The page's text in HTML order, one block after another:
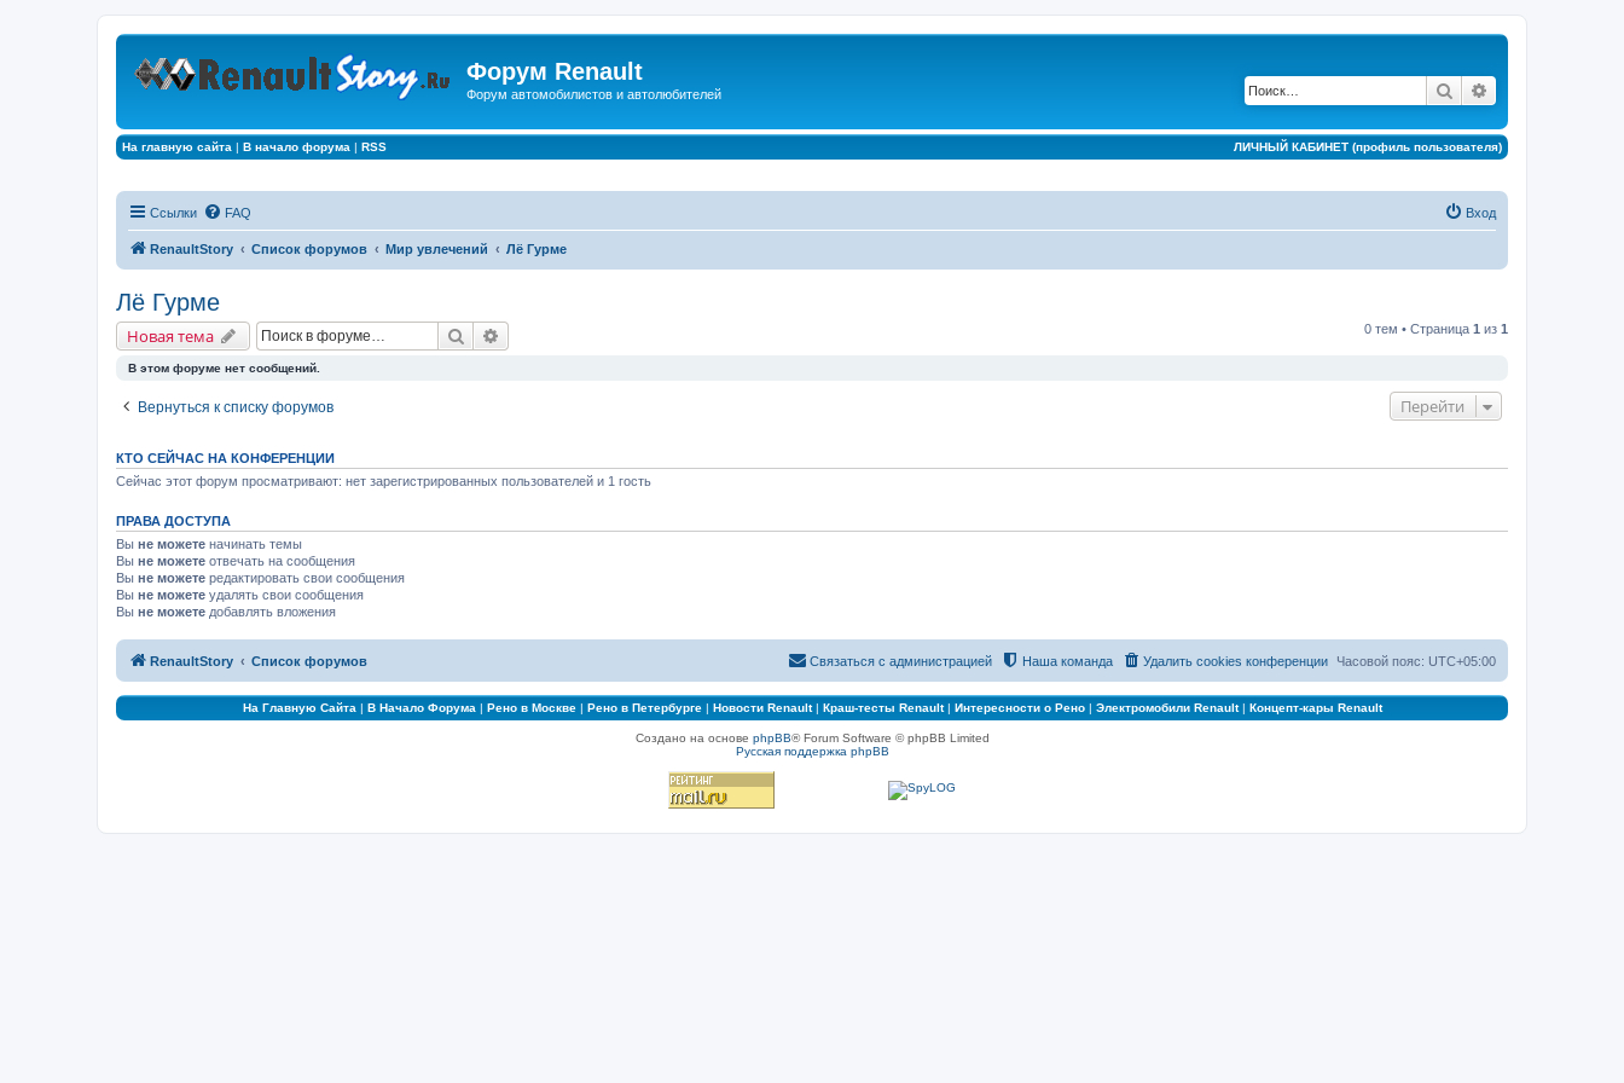
Форум Renault
Форум автомобилистов и автолюбителей Поиск
На главную сайта | В начало форума | RSS ЛИЧНЫЙ КАБИНЕТ (профиль пользователя)
Ссылки FAQ Вход
RenaultStory Список форумов Мир увлечений Лё Гурме
Лё Гурме
Новая тема Поиск 0 тем • Страница 1 из 1
В этом форуме нет сообщений.
Вернуться к списку форумов Перейти
КТО СЕЙЧАС НА КОНФЕРЕНЦИИ
Сейчас этот форум просматривают: нет зарегистрированных пользователей и 1 гость
ПРАВА ДОСТУПА
Вы не можете начинать темы
Вы не можете отвечать на сообщения
Вы не можете редактировать свои сообщения
Вы не можете удалять свои сообщения
Вы не можете добавлять вложения
RenaultStory Список форумов Часовой пояс: UTC+05:00
Удалить cookies конференции
Наша команда
Связаться с администрацией
На Главную Сайта | В Начало Форума | Рено в Москве| Рено в Петербурге| Новости Renault| Краш-тесты Renault| Интересности о Рено| Электромобили Renault| Концепт-кары Renault
Создано на основе phpBB® Forum Software © phpBB Limited
Русская поддержка phpBB